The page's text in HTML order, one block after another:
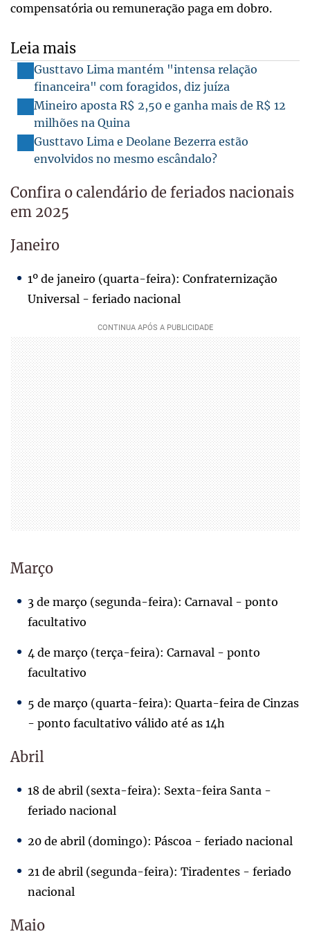
compensatória ou remuneração paga em dobro.
Leia mais
Gusttavo Lima mantém "intensa relação
financeira" com foragidos, diz juíza
Mineiro aposta R$ 2,50 e ganha mais de R$ 12
milhões na Quina
Gusttavo Lima e Deolane Bezerra estão
envolvidos no mesmo escândalo?
Confira o calendário de feriados nacionais
em 2025
Janeiro
1º de janeiro (quarta-feira): Confraternização
Universal - feriado nacional
Março
3 de março (segunda-feira): Carnaval - ponto
facultativo
4 de março (terça-feira): Carnaval - ponto
facultativo
5 de março (quarta-feira): Quarta-feira de Cinzas
- ponto facultativo válido até as 14h
Abril
18 de abril (sexta-feira): Sexta-feira Santa -
feriado nacional
20 de abril (domingo): Páscoa - feriado nacional
21 de abril (segunda-feira): Tiradentes - feriado
nacional
Maio